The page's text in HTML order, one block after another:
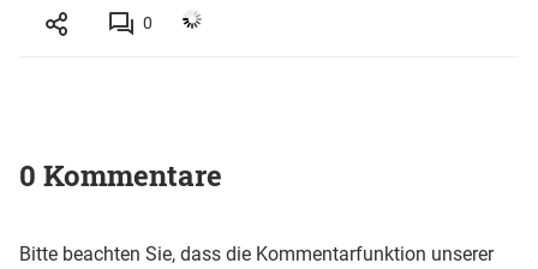
0
0 Kommentare
Bitte beachten Sie, dass die Kommentarfunktion unserer